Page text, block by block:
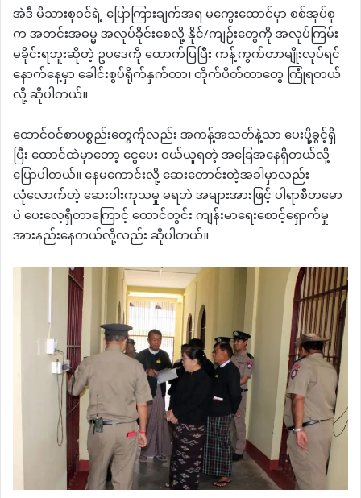
အဲဒီ မိသားစုဝင်ရဲ့ ပြောကြားချက်အရ မကွေးထောင်မှာ စစ်အုပ်စု
က အတင်းအဓမ္မ အလုပ်ခိုင်းစေလို့ နိုင်/ကျဉ်းတွေကို အလုပ်ကြမ်း
မခိုင်းရဘူးဆိုတဲ့ ဥပဒေကို ထောက်ပြပြီး ကန့်ကွက်တာမျိုးလုပ်ရင်
နောက်နေ့မှာ ခေါင်းစွပ်ရိုက်နှက်တာ၊ တိုက်ပိတ်တာတွေ ကြုံရတယ်
လို့ ဆိုပါတယ်။
ထောင်ဝင်စာပစ္စည်းတွေကိုလည်း အကန့်အသတ်နဲ့သာ ပေးပို့ခွင့်ရှိ
ပြီး ထောင်ထဲမှာတော့ ငွေပေး ဝယ်ယူရတဲ့ အခြေအနေရှိတယ်လို့
ပြောပါတယ်။ နေမကောင်းလို့ ဆေးတောင်းတဲ့အခါမှာလည်း
လုံလောက်တဲ့ ဆေးဝါးကုသမှု မရဘဲ အများအားဖြင့် ပါရာစီတမော
ပဲ ပေးလေ့ရှိတာကြောင့် ထောင်တွင်း ကျန်းမာရေးစောင့်ရှောက်မှု
အားနည်းနေတယ်လို့လည်း ဆိုပါတယ်။